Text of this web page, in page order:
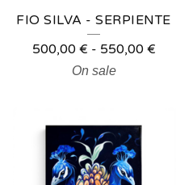
FIO SILVA - SERPIENTE
500,00 € - 550,00 €
On sale